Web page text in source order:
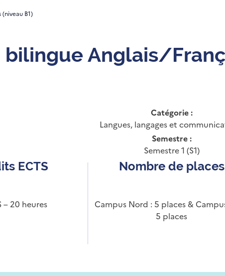
B1)
bilingue Anglais/
Catégorie :
Langues, langages et
Semestre :
Semestre 1 (S1)
ECTS
– 20 heures
Nombre de places
Campus Nord : 5 places &
5 places